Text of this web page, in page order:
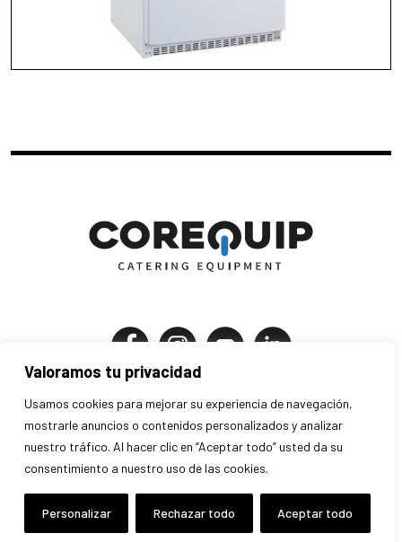
Valoramos tu privacidad
Usamos cookies para mejorar su experiencia de navegación,
mostrarle anuncios o contenidos personalizados y analizar
nuestro tráfico. Al hacer clic en “Aceptar todo” usted da su
consentimiento a nuestro uso de las cookies.
Personalizar Rechazar todo Aceptar todo
Corequip Catering Equipment S.A
P.I. Els Mollons | C. Traginers 7-9
46970 Alaquàs . Valencia . España
+34 963 707 280 · info@corequip.es
Aviso legal Privacidad
Cookies
Condiciones